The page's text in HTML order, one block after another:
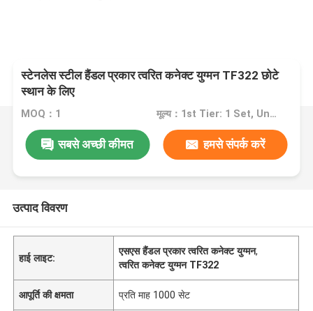
स्टेनलेस स्टील हैंडल प्रकार त्वरित कनेक्ट युग्मन TF322 छोटे
स्थान के लिए
MOQ：1 मूल्य：1st Tier: 1 Set, Unit Price USD 3.00 2nd Tier: 2-5 Sets, Unit Price USD 2.00 3rd Tier: Over 5 Sets, Unit Price USD 1.00
सबसे अच्छी कीमत हमसे संपर्क करें
उत्पाद विवरण
हाई लाइट:
एसएस हैंडल प्रकार त्वरित कनेक्ट युग्मन,
त्वरित कनेक्ट युग्मन TF322
आपूर्ति की क्षमता प्रति माह 1000 सेट